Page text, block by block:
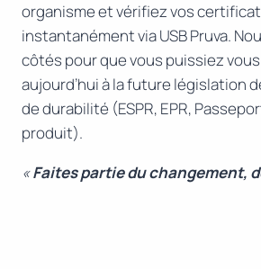
organisme et vérifiez vos
instantanément via USB Pruva.
côtés pour que vous puissiez
aujourd’hui à la future législation
de durabilité (ESPR, EPR,
produit).
«Faites partie du changement,